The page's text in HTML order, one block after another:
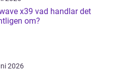
vad handlar det
om?
2026